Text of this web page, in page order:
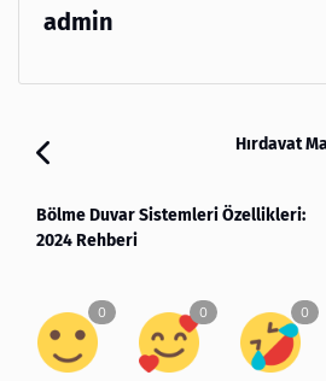
admin
Hırdavat
Bölme Duvar Sistemleri Özellikleri:
2024 Rehberi